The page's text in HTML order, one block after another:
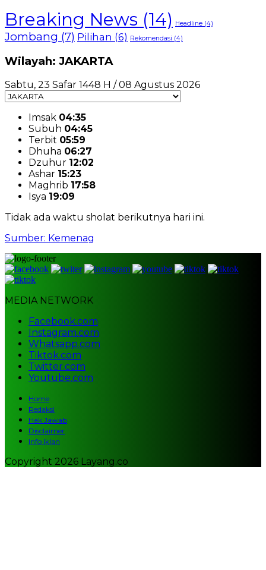
Breaking News (14) Headline (4)
Jombang (7) Pilihan (6) Rekomendasi (4)
Wilayah: JAKARTA
Sabtu, 23 Safar 1448 H / 08 Agustus 2026
Imsak 04:35
Subuh 04:45
Terbit 05:59
Dhuha 06:27
Dzuhur 12:02
Ashar 15:23
Maghrib 17:58
Isya 19:09
Tidak ada waktu sholat berikutnya hari ini.
Sumber: Kemenag
MEDIA NETWORK
Facebook.com
Instagram.com
Whatsapp.com
Tiktok.com
Twitter.com
Youtube.com
Home
Redaksi
Hak Jawab
Disclaimer
Info Iklan
Copyright 2026 Layang.co